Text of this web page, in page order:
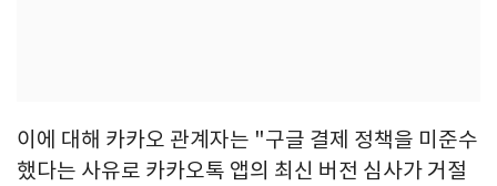
이에 대해 카카오 관계자는 "구글 결제 정책을 미준수
했다는 사유로 카카오톡 앱의 최신 버전 심사가 거절